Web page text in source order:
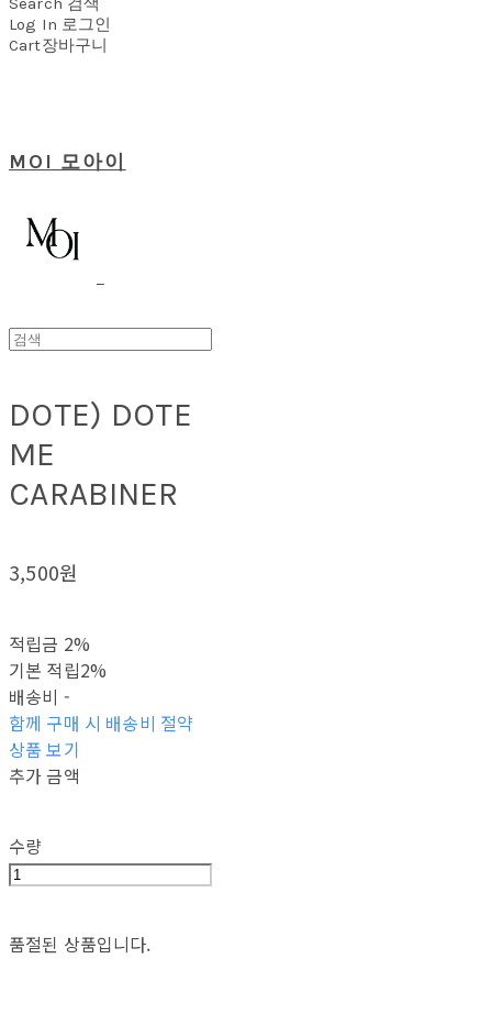
Log In 로그인
Cart장바구니
MOI 모아이
DOTE) DOTE
ME
CARABINER
3,500원
적립금 2%
기본 적립2%
배송비 -
함께 구매 시 배송비 절약
상품 보기
추가 금액
수량
품절된 상품입니다.